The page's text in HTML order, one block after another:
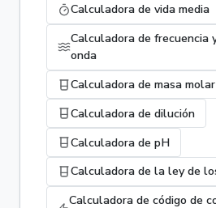
Calculadora de vida media
Calculadora de frecuencia
onda
Calculadora de masa molar
Calculadora de dilución
Calculadora de pH
Calculadora de la ley de
Calculadora de código de